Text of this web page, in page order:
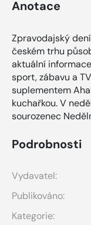
Anotace
Zpravodajský
českém trhu
aktuální
sport, zábavu a
suplementem
kuchařkou. V
sourozenec
Podrobnosti
Vydavatel:
Publikováno:
Kategorie: